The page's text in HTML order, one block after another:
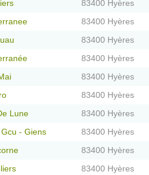
83400 Hyères
83400 Hyères
83400 Hyères
83400 Hyères
83400 Hyères
83400 Hyères
Lune 83400 Hyères
- Giens 83400 Hyères
83400 Hyères
83400 Hyères